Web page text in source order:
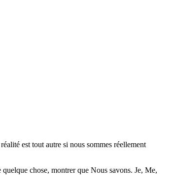
est tout autre si nous sommes réellement
chose, montrer que Nous savons. Je, Me,